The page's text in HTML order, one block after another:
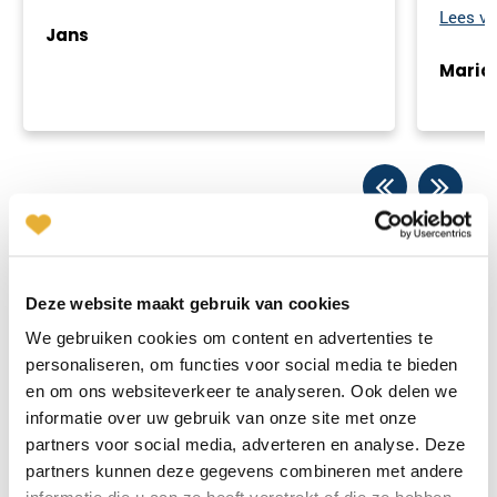
Deze website maakt gebruik van cookies
We gebruiken cookies om content en advertenties te
personaliseren, om functies voor social media te bieden
en om ons websiteverkeer te analyseren. Ook delen we
informatie over uw gebruik van onze site met onze
partners voor social media, adverteren en analyse. Deze
partners kunnen deze gegevens combineren met andere
Jans
direct
door
Succesvolle bemiddeling
Mens en Relatie is een relatiebureau met meer dan 30 jaar
ervaring in het succesvol bemiddelen van singles. Wij zijn
een bureau dat werkt met de inzet van relatieconsulenten, die
verspreid over heel Nederland wonen en werken. Alle mensen